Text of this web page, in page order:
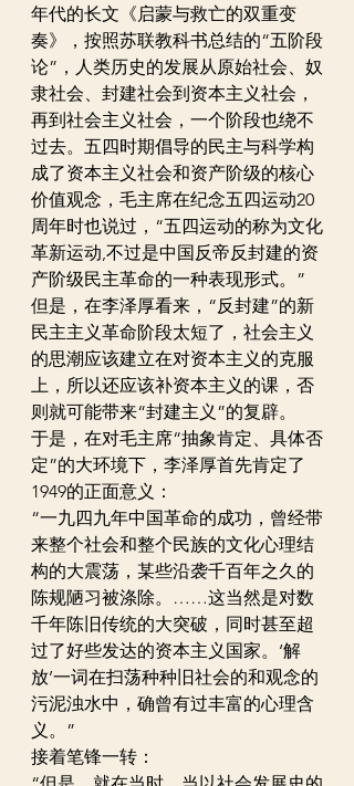
年代的长文《启蒙与救亡的双重变
奏》，按照苏联教科书总结的“五阶段
论”，人类历史的发展从原始社会、奴
隶社会、封建社会到资本主义社会，
再到社会主义社会，一个阶段也绕不
过去。五四时期倡导的民主与科学构
成了资本主义社会和资产阶级的核心
价值观念，毛主席在纪念五四运动20
周年时也说过，“五四运动的称为文化
革新运动,不过是中国反帝反封建的资
产阶级民主革命的一种表现形式。”
但是，在李泽厚看来，“反封建”的新
民主主义革命阶段太短了，社会主义
的思潮应该建立在对资本主义的克服
上，所以还应该补资本主义的课，否
则就可能带来“封建主义”的复辟。
于是，在对毛主席“抽象肯定、具体否
定”的大环境下，李泽厚首先肯定了
1949的正面意义：
“一九四九年中国革命的成功，曾经带
来整个社会和整个民族的文化心理结
构的大震荡，某些沿袭千百年之久的
陈规陋习被涤除。……这当然是对数
千年陈旧传统的大突破，同时甚至超
过了好些发达的资本主义国家。‘解
放’一词在扫荡种种旧社会的和观念的
污泥浊水中，确曾有过丰富的心理含
义。”
接着笔锋一转：